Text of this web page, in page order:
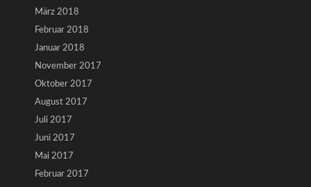
März 2018
Februar 2018
Januar 2018
November 2017
Oktober 2017
August 2017
Juli 2017
Juni 2017
Mai 2017
Februar 2017